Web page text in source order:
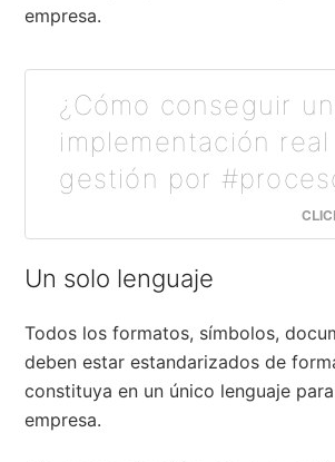
empresa.
¿Cómo conseguir
implementación real
gestión por
Un solo lenguaje
Todos los formatos, símbolos,
deben estar estandarizados de
constituya en un único lenguaje
empresa.